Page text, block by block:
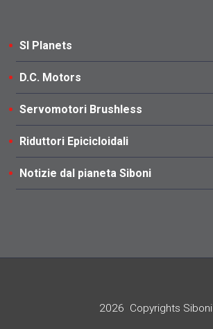
SI Planets
D.C. Motors
Servomotori Brushless
Riduttori Epicicloidali
Notizie dal pianeta Siboni
2026 Copyrights Siboni